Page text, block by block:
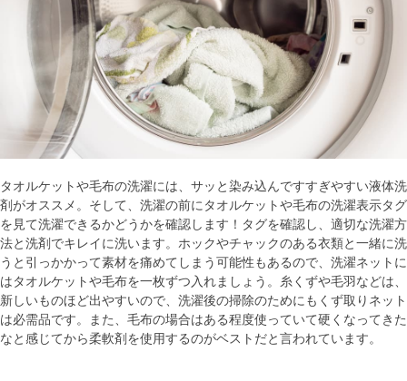
タオルケットや毛布の洗濯には、サッと染み込んですすぎやすい液体洗
剤がオススメ。そして、洗濯の前にタオルケットや毛布の洗濯表示タグ
を見て洗濯できるかどうかを確認します！タグを確認し、適切な洗濯方
法と洗剤でキレイに洗います。ホックやチャックのある衣類と一緒に洗
うと引っかかって素材を痛めてしまう可能性もあるので、洗濯ネットに
はタオルケットや毛布を一枚ずつ入れましょう。糸くずや毛羽などは、
新しいものほど出やすいので、洗濯後の掃除のためにもくず取りネット
は必需品です。また、毛布の場合はある程度使っていて硬くなってきた
なと感じてから柔軟剤を使用するのがベストだと言われています。